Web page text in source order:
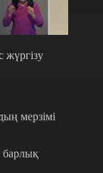
жүргізу
мерзімі
барлық